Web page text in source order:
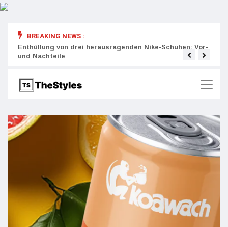
BREAKING NEWS :
Enthüllung von drei herausragenden Nike-Schuhen: Vor-
und Nachteile